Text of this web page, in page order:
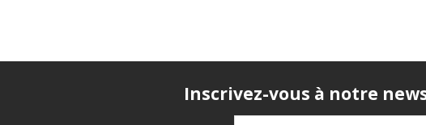
Inscrivez-vous à notre